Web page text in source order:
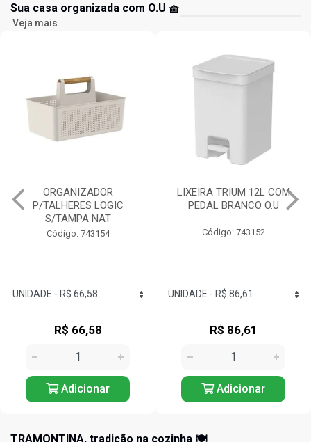
Sua casa organizada com O.U 🧺
Veja mais
LIXEIRA TRIUM 12L COM
PEDAL BRANCO O.U
Código: 743152
R$ 86,61
Adicionar
ESCORREDOR LOUÇAS
TRIUM COMPACT BRANCO
Código: 743125
R$ 57,24
Adicionar
TRAMONTINA, tradição na cozinha 🍽️